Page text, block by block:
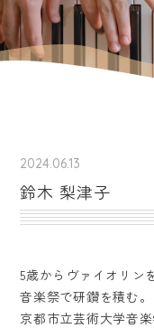
2024.06.13
鈴木 梨津子
5歳からヴァイオリン
音楽祭で研鑽を積む。
京都市立芸術大学音